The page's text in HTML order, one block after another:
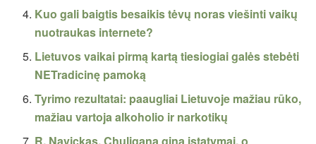
Kuo gali baigtis besaikis tėvų noras viešinti vaikų
nuotraukas internete?
Lietuvos vaikai pirmą kartą tiesiogiai galės stebėti
NETradicinę pamoką
Tyrimo rezultatai: paaugliai Lietuvoje mažiau rūko,
mažiau vartoja alkoholio ir narkotikų
R. Navickas. Chuliganą gina įstatymai, o